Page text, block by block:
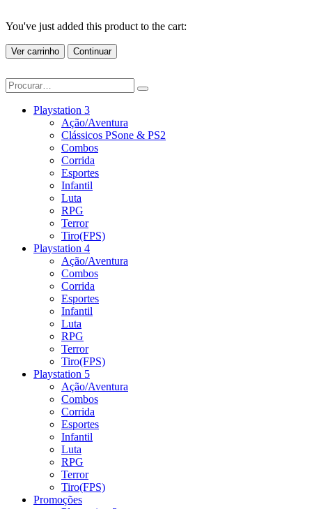
You've just added this product to the cart:
Ver carrinho Continuar
Playstation 3
Ação/Aventura
Clássicos PSone & PS2
Combos
Corrida
Esportes
Infantil
Luta
RPG
Terror
Tiro(FPS)
Playstation 4
Ação/Aventura
Combos
Corrida
Esportes
Infantil
Luta
RPG
Terror
Tiro(FPS)
Playstation 5
Ação/Aventura
Combos
Corrida
Esportes
Infantil
Luta
RPG
Terror
Tiro(FPS)
Promoções